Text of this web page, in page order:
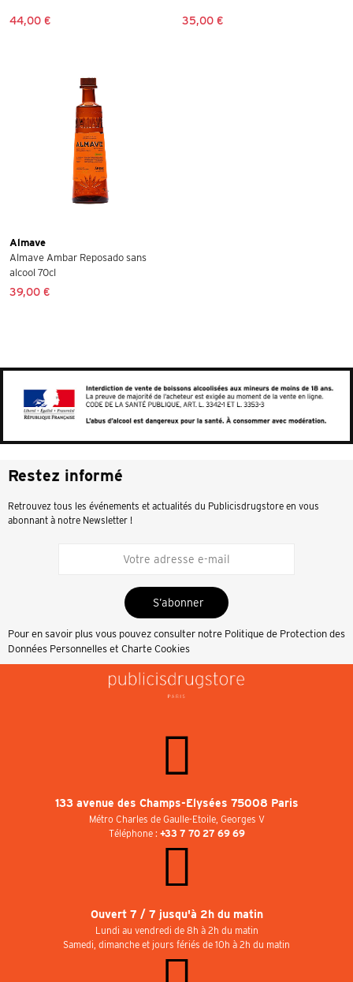
44,00 € 35,00 €
Almave
Almave Ambar Reposado sans
alcool 70cl
39,00 €
Restez informé
Retrouvez tous les événements et actualités du Publicisdrugstore en vous
abonnant à notre Newsletter !
S’abonner
Pour en savoir plus vous pouvez consulter notre Politique de Protection des
Données Personnelles et Charte Cookies
133 avenue des Champs-Elysées 75008 Paris
Métro Charles de Gaulle-Etoile, Georges V
Téléphone : +33 7 70 27 69 69
Ouvert 7 / 7 jusqu'à 2h du matin
Lundi au vendredi de 8h à 2h du matin
Samedi, dimanche et jours fériés de 10h à 2h du matin